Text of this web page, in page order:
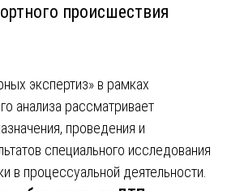
происшествия
экспертиз» в рамках
анализа рассматривает
проведения и
специального исследования
в процессуальной деятельности.